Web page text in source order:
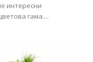
интересни
гама....